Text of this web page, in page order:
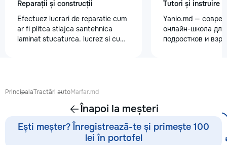
Reparații și construcții
Efectuez lucrari de reparatie cum
ar fi plitca stiajca santehnica
laminat stucaturca. lucrez si cu
Tutori și instruire
Yanio.md —
онлайн-школа для
подростков и
преподаватели
английскому
языку,
PrincipalaTractări autoMarfar.md
Înapoi la meșteri
Ești meșter? Înregistrează-te și primește 100
lei în portofel